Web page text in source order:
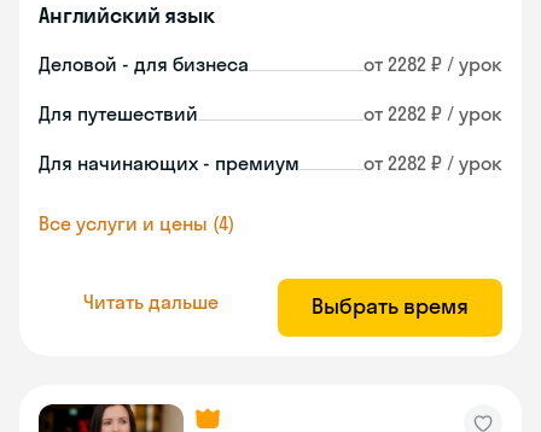
Английский язык
Деловой - для бизнеса от 2282 ₽ / урок
Для путешествий от 2282 ₽ / урок
Для начинающих - премиум от 2282 ₽ / урок
Все услуги и цены (4)
Читать дальше Выбрать время